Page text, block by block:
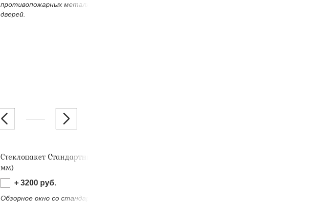
противопожарных металлических
дверей.
Стеклопакет Стандартный (300*700
мм)
+ 3200 руб.
Обзорное окно со стандартным